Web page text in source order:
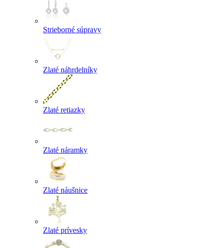
Strieborné súpravy
Zlaté náhrdelníky
Zlaté retiazky
Zlaté náramky
Zlaté náušnice
Zlaté prívesky